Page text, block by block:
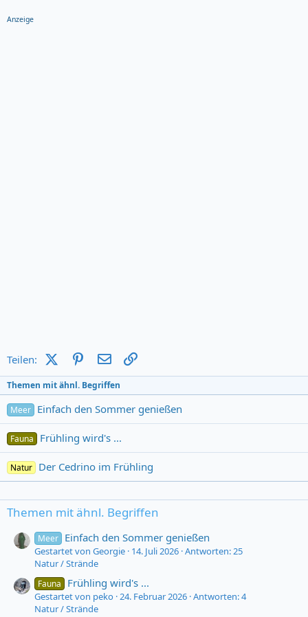
s
:
Anzeige
Teilen: X (Twitter)PinterestE-Mail
Themen mit ähnl. Begriffen
Meer Einfach den Sommer genießen
Fauna Frühling wird's ...
Natur Der Cedrino im Frühling
Themen mit ähnl. Begriffen
Meer Einfach den Sommer genießen
Gestartet von Georgie 14. Juli 2026 Antworten: 25
Natur / Strände
Fauna Frühling wird's ...
Gestartet von peko 24. Februar 2026 Antworten: 4
Natur / Strände